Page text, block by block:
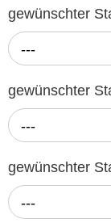
gewünschter
---
gewünschter
---
gewünschter
---